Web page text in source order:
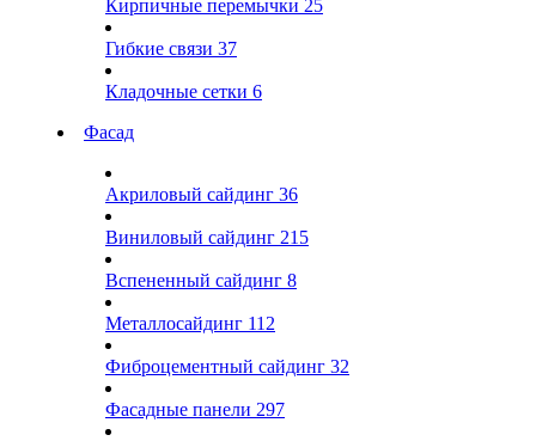
Кирпичные перемычки 25
Гибкие связи 37
Кладочные сетки 6
Фасад
Акриловый сайдинг 36
Виниловый сайдинг 215
Вспененный сайдинг 8
Металлосайдинг 112
Фиброцементный сайдинг 32
Фасадные панели 297